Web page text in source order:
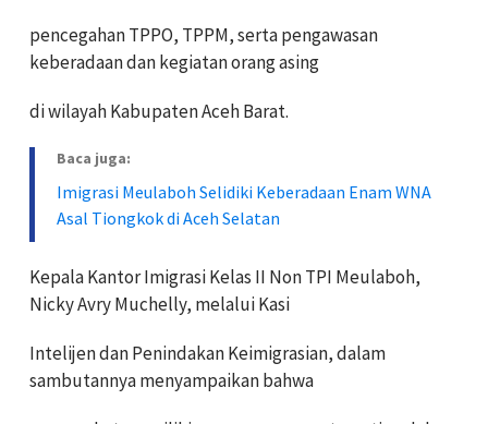
pencegahan TPPO, TPPM, serta pengawasan
keberadaan dan kegiatan orang asing
di wilayah Kabupaten Aceh Barat.
Baca juga:
Imigrasi Meulaboh Selidiki Keberadaan Enam WNA
Asal Tiongkok di Aceh Selatan
Kepala Kantor Imigrasi Kelas II Non TPI Meulaboh,
Nicky Avry Muchelly, melalui Kasi
Intelijen dan Penindakan Keimigrasian, dalam
sambutannya menyampaikan bahwa